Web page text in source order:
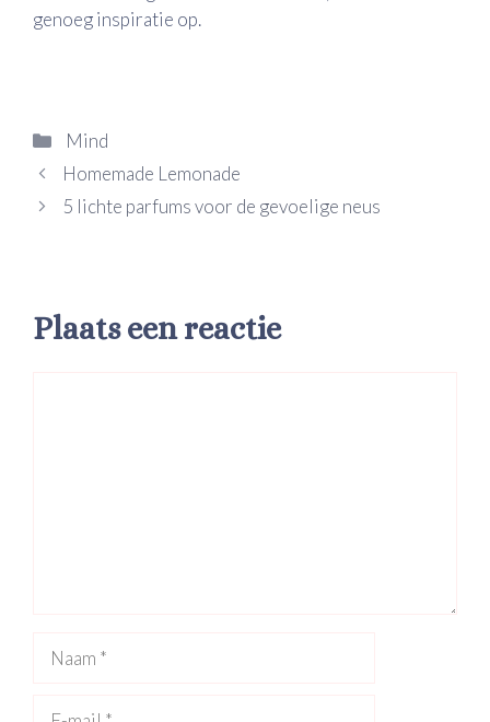
genoeg inspiratie op.
Categorieën
Mind
Homemade Lemonade
5 lichte parfums voor de gevoelige neus
Plaats een reactie